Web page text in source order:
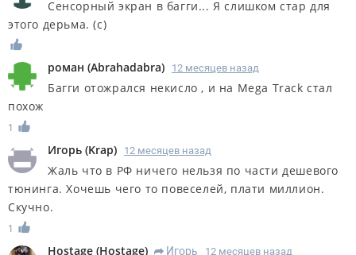
Сенсорный экран в багги... Я слишком стар для
этого дерьма. (с)
роман (Abrahadabra) 12 месяцев назад
Багги отожрался некисло , и на Mega Track стал
похож
1
Игорь (Krap) 12 месяцев назад
Жаль что в РФ ничего нельзя по части дешевого
тюнинга. Хочешь чего то повеселей, плати миллион.
Скучно.
1
Hostage (Hostage) R Игорь 12 месяцев назад